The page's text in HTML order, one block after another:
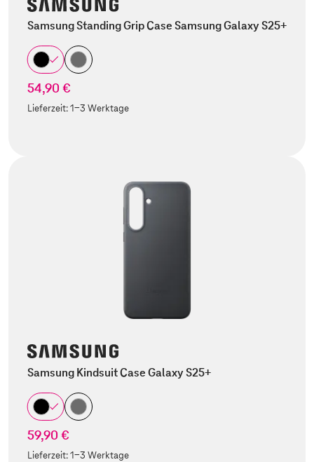
Samsung Standing Grip Case Samsung Galaxy S25+
54,90 €
Lieferzeit:1-3 Werktage
Samsung Kindsuit Case Galaxy S25+
59,90 €
Lieferzeit:1-3 Werktage